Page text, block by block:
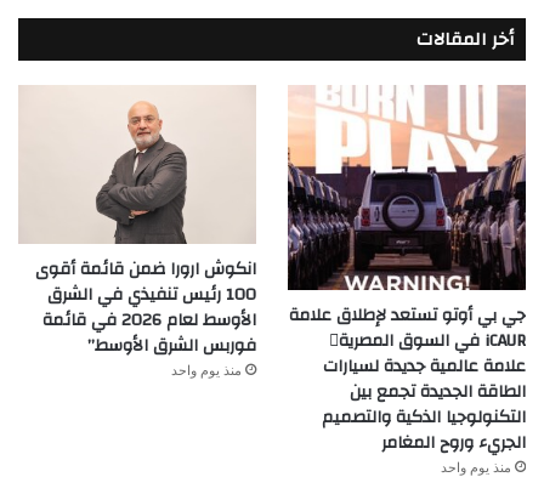
أخر المقالات
جي بي أوتو تستعد لإطلاق علامة
iCAUR في السوق المصرية
علامة عالمية جديدة لسيارات
الطاقة الجديدة تجمع بين
التكنولوجيا الذكية والتصميم
الجريء وروح المغامر
منذ يوم واحد
انكوش ارورا ضمن قائمة أقوى
100 رئيس تنفيذي في الشرق
الأوسط لعام 2026 في قائمة
فوربس الشرق الأوسط”
منذ يوم واحد